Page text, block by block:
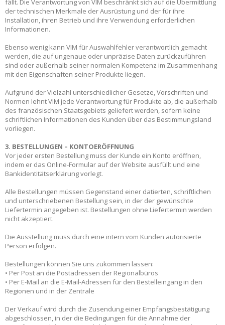
fällt. Die Verantwortung von VIM beschränkt sich auf die Übermittlung
der technischen Merkmale der Ausrüstung und der für ihre
Installation, ihren Betrieb und ihre Verwendung erforderlichen
Informationen.
Ebenso wenig kann VIM für Auswahlfehler verantwortlich gemacht
werden, die auf ungenaue oder unpräzise Daten zurückzuführen
sind oder außerhalb seiner normalen Kompetenz im Zusammenhang
mit den Eigenschaften seiner Produkte liegen.
Aufgrund der Vielzahl unterschiedlicher Gesetze, Vorschriften und
Normen lehnt VIM jede Verantwortung für Produkte ab, die außerhalb
des französischen Staatsgebiets geliefert werden, sofern keine
schriftlichen Informationen des Kunden über das Bestimmungsland
vorliegen.
3. BESTELLUNGEN – KONTOERÖFFNUNG
Vor jeder ersten Bestellung muss der Kunde ein Konto eröffnen,
indem er das Online-Formular auf der Website ausfüllt und eine
Bankidentitätserklärung vorlegt.
Alle Bestellungen müssen Gegenstand einer datierten, schriftlichen
und unterschriebenen Bestellung sein, in der der gewünschte
Liefertermin angegeben ist. Bestellungen ohne Liefertermin werden
nicht akzeptiert.
Die Ausstellung muss durch eine intern vom Kunden autorisierte
Person erfolgen.
Bestellungen können Sie uns zukommen lassen:
• Per Post an die Postadressen der Regionalbüros
• Per E-Mail an die E-Mail-Adressen für den Bestelleingang in den
Regionen und in der Zentrale
Der Verkauf wird durch die Zusendung einer Empfangsbestätigung
abgeschlossen, in der die Bedingungen für die Annahme der